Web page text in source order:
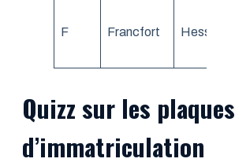
F Francfort Hesse
Quizz sur les plaques
d’immatriculation